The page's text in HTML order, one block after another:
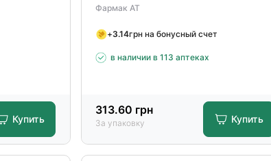
Купить
Фармак АТ
+3.14грн на бонусный счет
в наличии в 113 аптеках
313.60 грн
За упаковку Купить